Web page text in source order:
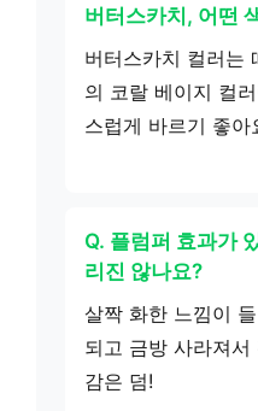
버터스카치, 어떤
버터스카치 컬러는
의 코랄 베이지 컬
스럽게 바르기 좋아
Q. 플럼퍼 효과가
리진 않나요?
살짝 화한 느낌이
되고 금방 사라져
감은 덤!